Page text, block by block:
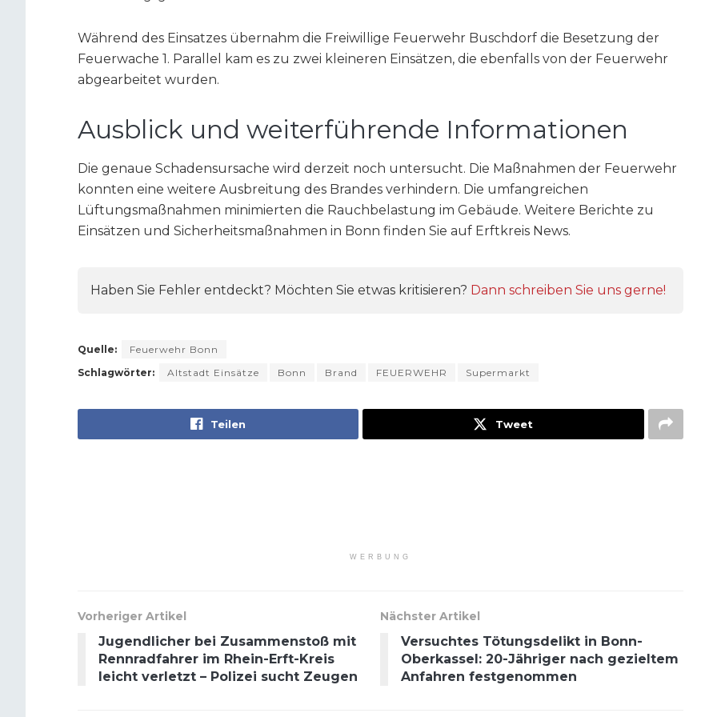
Während des Einsatzes übernahm die Freiwillige Feuerwehr Buschdorf die Besetzung der
Feuerwache 1. Parallel kam es zu zwei kleineren Einsätzen, die ebenfalls von der Feuerwehr
abgearbeitet wurden.
Ausblick und weiterführende Informationen
Die genaue Schadensursache wird derzeit noch untersucht. Die Maßnahmen der Feuerwehr
konnten eine weitere Ausbreitung des Brandes verhindern. Die umfangreichen
Lüftungsmaßnahmen minimierten die Rauchbelastung im Gebäude. Weitere Berichte zu
Einsätzen und Sicherheitsmaßnahmen in Bonn finden Sie auf Erftkreis News.
Haben Sie Fehler entdeckt? Möchten Sie etwas kritisieren? Dann schreiben Sie uns gerne!
Quelle:
Feuerwehr Bonn
Schlagwörter:
Altstadt Einsätze Bonn Brand FEUERWEHR Supermarkt
Teilen Tweet
WERBUNG
Vorheriger Artikel
Jugendlicher bei Zusammenstoß mit
Rennradfahrer im Rhein-Erft-Kreis
leicht verletzt – Polizei sucht Zeugen
Nächster Artikel
Versuchtes Tötungsdelikt in Bonn-
Oberkassel: 20-Jähriger nach gezieltem
Anfahren festgenommen